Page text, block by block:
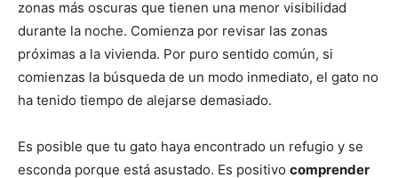
zonas más oscuras que tienen una menor visibilidad
durante la noche. Comienza por revisar las zonas
próximas a la vivienda. Por puro sentido común, si
comienzas la búsqueda de un modo inmediato, el gato no
ha tenido tiempo de alejarse demasiado.
Es posible que tu gato haya encontrado un refugio y se
esconda porque está asustado. Es positivo comprender